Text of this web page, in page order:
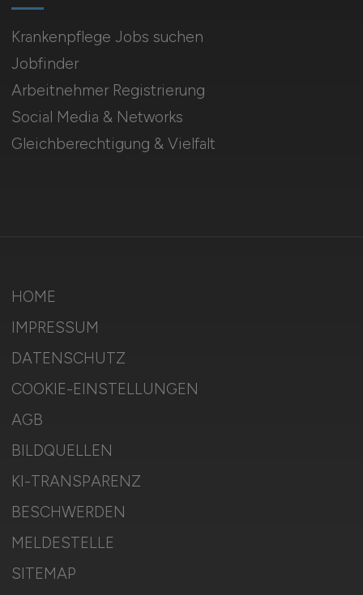
Krankenpflege Jobs suchen
Jobfinder
Arbeitnehmer Registrierung
Social Media & Networks
Gleichberechtigung & Vielfalt
HOME
IMPRESSUM
DATENSCHUTZ
COOKIE-EINSTELLUNGEN
AGB
BILDQUELLEN
KI-TRANSPARENZ
BESCHWERDEN
MELDESTELLE
SITEMAP